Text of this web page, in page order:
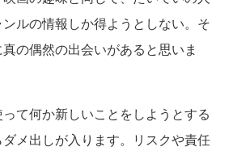
ルの情報しか得ようとしない。そ
の偶然の出会いがあると思いま
て何か新しいことをしようとする
メ出しが入ります。リスクや責任